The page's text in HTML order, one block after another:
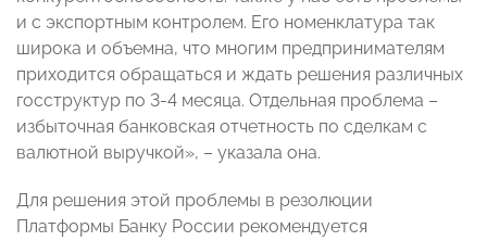
и с экспортным контролем. Его номенклатура так
широка и объемна, что многим предпринимателям
приходится обращаться и ждать решения различных
госструктур по 3-4 месяца. Отдельная проблема –
избыточная банковская отчетность по сделкам с
валютной выручкой», – указала она.
Для решения этой проблемы в резолюции
Платформы Банку России рекомендуется